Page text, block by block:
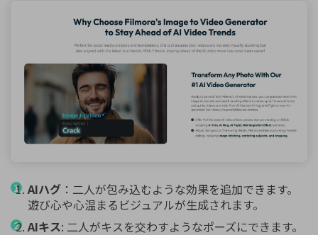
AIハグ ：二人が包み込むような効果を追加できます。
遊び心や心温まるビジュアルが生成されます。
AIキス: 二人がキスを交わすようなポーズにできます。